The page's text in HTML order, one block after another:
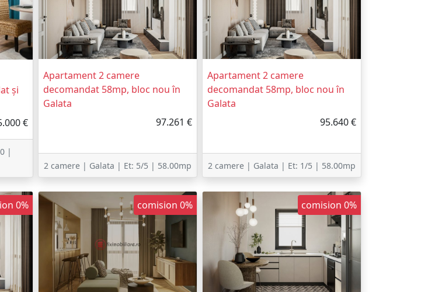
și
€
|
Apartament 2 camere
decomandat 58mp, bloc nou în
Galata
97.261 €
2 camere | Galata | Et: 5/5 | 58.00mp
Apartament 2 camere
decomandat 58mp, bloc nou în
Galata
95.640 €
2 camere | Galata | Et: 1/5 | 58.00mp
0% comision 0% comision 0%